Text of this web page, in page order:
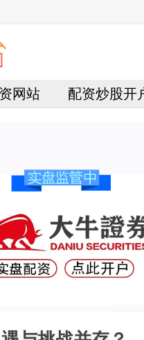
网站 配资炒股开